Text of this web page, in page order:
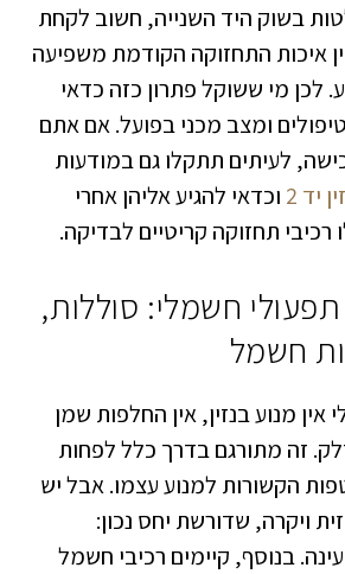
בשוק היד השנייה, חשוב לקחת
איכות התחזוקה הקודמת משפיעה
לכן מי ששוקל פתרון כזה כדאי
ומצב מכני בפועל. אם אתם
לעיתים תתקלו גם במודעות
יד 2
וכדאי להגיע אליהן אחרי
תחזוקה קריטיים לבדיקה.
חשמלי: סוללות,
חשמל
מנוע בנזין, אין החלפות שמן
זה מתורגם בדרך כלל לפחות
הקשורות למנוע עצמו. אבל יש
ויקרה, שדורשת יחס נכון:
בנוסף, קיימים רכיבי חשמל